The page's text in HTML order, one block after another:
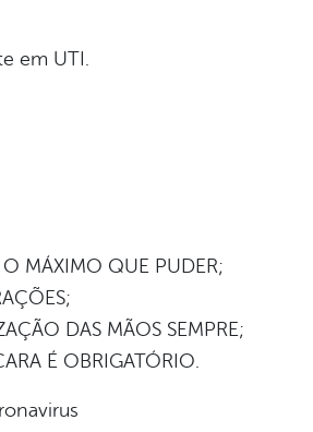
em UTI.
O MÁXIMO QUE PUDER;
DAS MÃOS SEMPRE;
É OBRIGATÓRIO.